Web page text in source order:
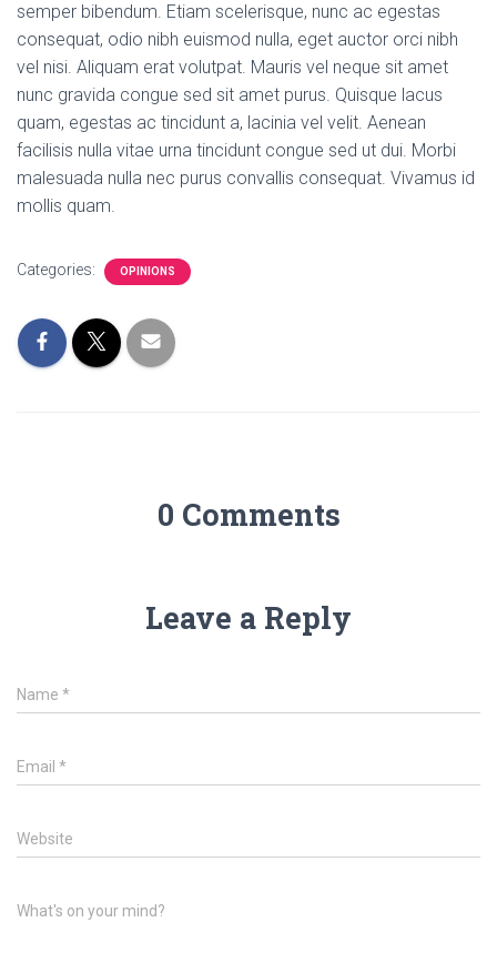
semper bibendum. Etiam scelerisque, nunc ac egestas
consequat, odio nibh euismod nulla, eget auctor orci nibh
vel nisi. Aliquam erat volutpat. Mauris vel neque sit amet
nunc gravida congue sed sit amet purus. Quisque lacus
quam, egestas ac tincidunt a, lacinia vel velit. Aenean
facilisis nulla vitae urna tincidunt congue sed ut dui. Morbi
malesuada nulla nec purus convallis consequat. Vivamus id
mollis quam.
Categories: OPINIONS
0 Comments
Leave a Reply
Name *
Email *
Website
What's on your mind?